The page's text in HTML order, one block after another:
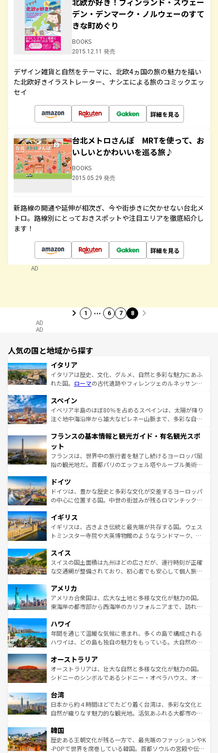
デン・デンマーク・ノルウェーのすて
きな町めぐり
BOOKS
2015.12.11 発売
デザイン雑貨と自然をテーマに、北欧4ヵ国の旅の魅力を描い
た北欧好きイラストレーター、ナシエによる旅のコミックエッ
セイ
詳細を見る
台北メトロさんぽ MRTを使って、お
いしいとかわいいを巡る旅♪
BOOKS
2015.05.29 発売
新路線の開通や延伸が相次ぎ、今や街歩きに欠かせない台北メ
トロ。路線別にとっておきスポットや注目エリアを徹底紹介し
ます！
詳細を見る
AD
1 … 6 7 8
AD
AD
人気の国と地域から探す
イタリア
イタリアは歴史、文化、グルメ、自然と多彩な魅力にあふ
れた国。 ローマの古代遺跡やフィレンツェのルネッサンス
ろん、トスカーナの美しい田園風景やアマルフィ海岸の絶
景など、自然景観も見逃せない。観光の合間には、本場の
ピザやパスタなど、絶品のイタリア料理を堪能することも
ませてくれるイタリアで、忘れられない旅をしてみよう！
なお、新着のイタリア情報は
しい。
スペイン
イベリア半島のほぼ80％を占めるスペインは、太陽が降り
注ぐ地中海沿岸から雄大なピレネー山脈まで、多彩な自然
文化が根付くこの国では、情熱的なフラメンコ、熱気あふ
れる闘牛、そして美味しいタパスが生活の一部となってい
る。首都マドリードの洗練された雰囲気や、バルセロナの
アートに溢れた街角から、地方では古代ローマ遺跡や中世
せる。地方によって風土や気候が異なるスペインはその個
性で訪れる人を魅了する。 なお、新着のスペイン情報は コ
ンテンツ一覧を参照してほしい。
フランスの基本情報と観光ガイド・有名観光スポ
ット
フランスは、世界中の旅行者を魅了し続けるヨーロッパ屈
指の観光地だ。首都パリのエッフェル塔やルーブル美術館
で、幅広い魅力が詰まっている。華麗な宮殿、歴史的な大
聖堂、美しいビーチ、そして豊かな自然が、訪れる者を心
から魅了する。また、フランスは美食の国としても知ら
いる。シャンパンの発祥地であるランス、プロヴァンスの
香り高いラベンダー畑など、多彩な楽しみ方が可能だ。さ
らに、パリ以外の地域にも魅力が溢れており、どの街角に
れる地方に足を運ぶとそれぞれで全く異なる文化を体験で
きるだろう。 なお、新着のフランス情報はコンテンツ一覧
を参照してほしい。
ドイツ
ドイツは、豊かな歴史と多彩な文化が交差するヨーロッパ
の中心に位置する国。中世の街並みが残るロマンチック街
顔を持つこの国は、どこを歩いても飽きることがない。ベ
ルリンの文化的活気、バイエルン州のアルプスの絶景、そ
してライン川沿いのワイン畑といった風景は必見。ビール
は、お酒好きな人にはぜひ体験してほしい。 なお、新着の
ドイツ情報はコンテンツ一覧を参照してほしい。
イギリス
イギリスは、古きよき伝統と最先端が共存する国。ウェス
トミンスター寺院や大英博物館のようなランドマーク、歴
リアごとに異なる魅力がある。また、優雅なアフタヌーン
ティー、ビール好きにはたまらない英国パブ、サッカー観
戦など、本場だからこそできる体験も豊富。イギリスを旅
ンツ一覧を参照してほしい。
スイス
スイスの国土面積は九州ほどの広さだが、運行時刻が正確
な交通網が整備されており、初心者でも安心して個人旅行
の建物がそのまま残る町や、スイスならではのユニークな
博物館もあり、アルプス観光だけでなく町歩きも満喫する
ことができる。国民の所得が高いため物価も高いが、旅行
ば市内交通費無料で観光を楽しむこともできる。 なお、新
着のスイス情報はコンテンツ一覧 を参照してほしい。
アメリカ
アメリカ合衆国は、広大な土地と多様な文化が魅力の国。
東海岸の都市部から西海岸のカリフォルニアまで、訪れる
のような巨大都市は、観光、ショッピング、エンターテイ
ンメントが詰まった刺激的なスポットだ。一方、アメリカ
西部には大自然が広がり、グランドキャニオンやイエロー
部のニューオーリンズでは、音楽と美食が融合した独特の
文化が魅力。旅行者はアメリカの各地域で異なる魅力を楽
しみながら、その多様性と豊かな歴史を感じることができ
ならではの贅沢な旅のスタイルだ。 なお、新着のアメリカ
情報はコンテンツ一覧を参照してほしい。
ハワイ
年間を通じて温暖な気候に恵まれ、多くの島で構成される
ハワイは、どの島も独自の魅力をもっている。大自然の神
ワイ島は見逃せない。また、定番の観光地といえばオアフ
島だが、静かな自然を求めるならマウイ島やカウアイ島が
おすすめ。エメラルドグリーンに輝く海をはじめ、豊かな
れるおもてなしの心で訪れる人々を迎えてくれるハワイの
人々、おいしいローカルフードやハワイアンミュージッ
ク、伝統的なフラダンスなど、すべてがハワイの魅力を彩
ワイを、存分に味わってほしい。 なお、新着のハワイ情報
はコンテンツ一覧を参照してほしい。
オーストラリア
オーストラリアは、壮大な自然と多様な文化が魅力の国。
シドニーのシンボルであるシドニー・オペラハウス、オー
リアリーフや大陸中央部にそびえるウルル（エアーズロッ
ク）、タスマニアの美しい原生林やケアンズの熱帯雨林な
ど、見どころがたくさん。また、カフェやワイン、オージ
いる。アクティビティも充実しており、サーフィンやダイ
ビング、ハイキングなど、アウトドア好きにはたまらな
い。オーストラリアの多彩な魅力を存分に味わいつくそ
台湾
日本から約４時間ほどでたどり着く台湾は、多彩な文化と
自然が織りなす魅力的な観光地。活気あふれる大都市の台
ン）、静ひつな山岳地帯である台湾東部など、都市の喧騒
と山間の静けさが共存しており、訪れる人に新しい発見と
驚きをもたらしてくれる。また、奥深い台湾の食文化も魅
韓国
歴史ある王朝文化が残る一方で、最先端のファッションやK
-POPで世界を席巻している韓国。首都ソウルの宮殿や伝統